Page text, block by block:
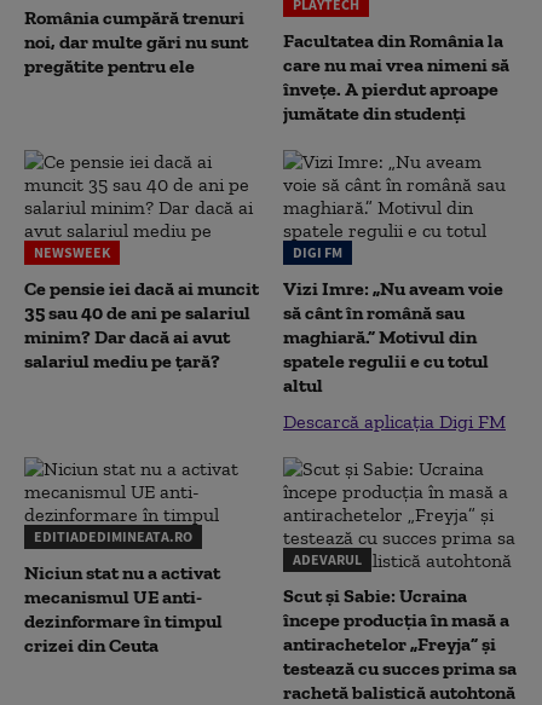
România cumpără trenuri
noi, dar multe gări nu sunt
pregătite pentru ele
PLAYTECH
Facultatea din România la
care nu mai vrea nimeni să
înveţe. A pierdut aproape
jumătate din studenţi
NEWSWEEK
Ce pensie iei dacă ai muncit
35 sau 40 de ani pe salariul
minim? Dar dacă ai avut
salariul mediu pe țară?
DIGI FM
Vizi Imre: „Nu aveam voie
să cânt în română sau
maghiară.” Motivul din
spatele regulii e cu totul
altul
Descarcă aplicația Digi FM
EDITIADEDIMINEATA.RO
Niciun stat nu a activat
mecanismul UE anti-
dezinformare în timpul
crizei din Ceuta
ADEVARUL
Scut și Sabie: Ucraina
începe producția în masă a
antirachetelor „Freyja” și
testează cu succes prima sa
rachetă balistică autohtonă